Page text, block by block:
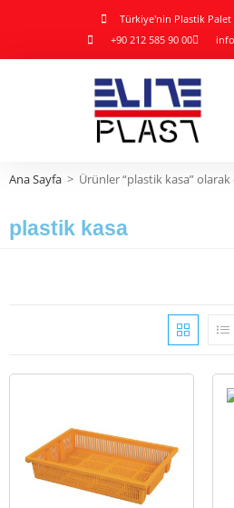
Türkiye'nin Plastik Palet
+90 212 585 90 00
Ana Sayfa > Ürünler “plastik kasa”
plastik kasa